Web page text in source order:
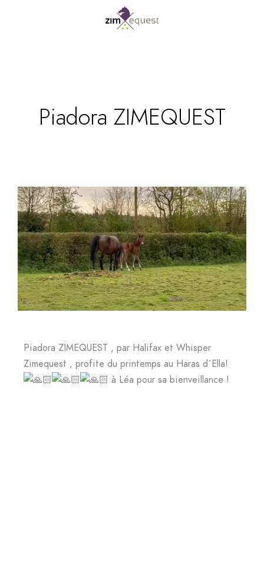
Piadora ZIMEQUEST
Piadora ZIMEQUEST , par Halifax et Whisper
Zimequest , profite du printemps au Haras d´Ella!
à Léa pour sa bienveillance !